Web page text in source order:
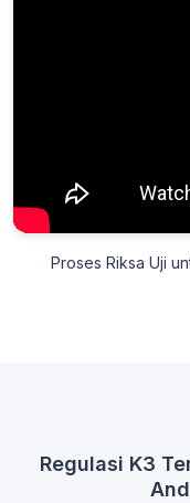
Proses Riksa Uji
Regulasi K3